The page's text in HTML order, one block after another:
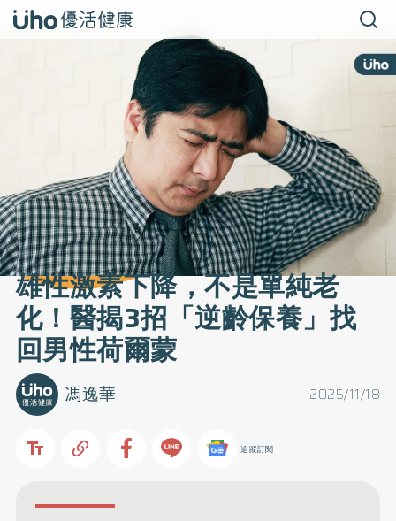
雄性激素下降，不是單純老
化！醫揭3招「逆齡保養」找
回男性荷爾蒙
2025/11/18
馮逸華
追蹤訂閱